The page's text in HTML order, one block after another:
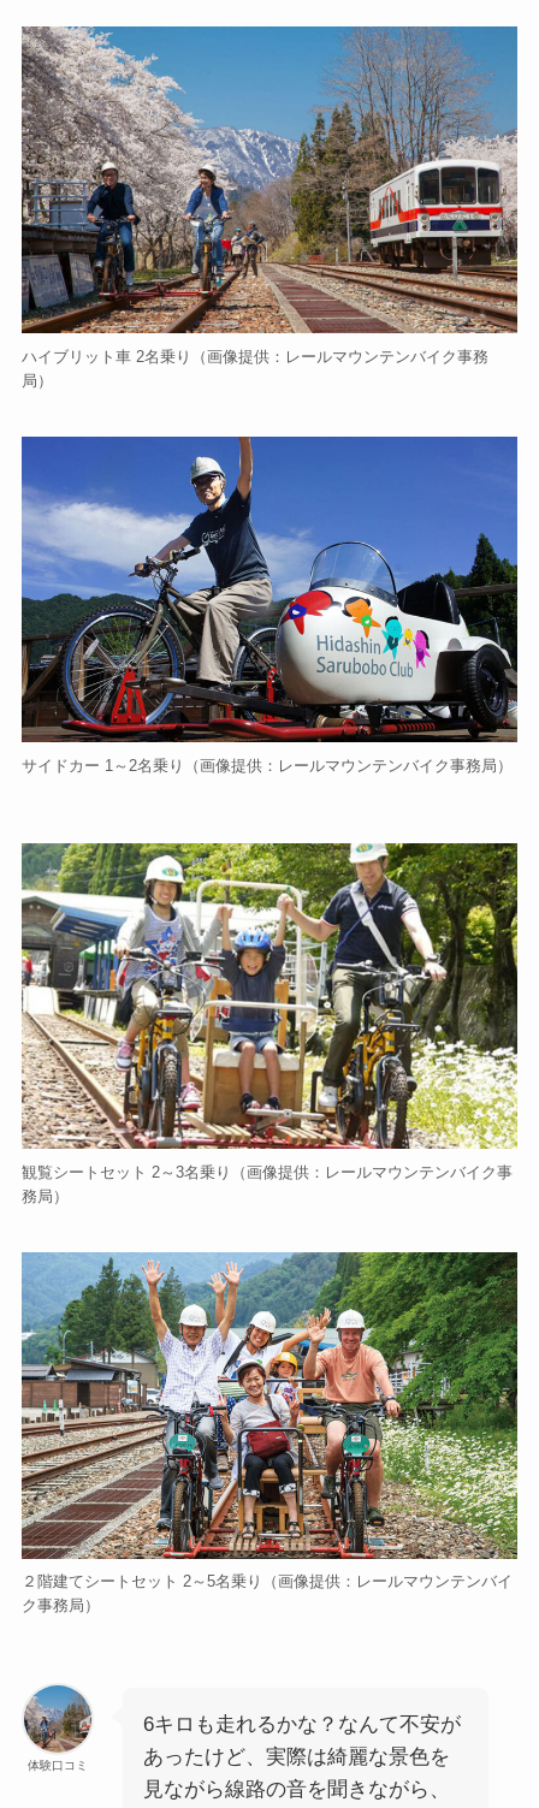
ハイブリット車 2名乗り（画像提供：レールマウンテンバイク事務
局）
サイドカー 1～2名乗り（画像提供：レールマウンテンバイク事務局）
観覧シートセット 2～3名乗り（画像提供：レールマウンテンバイク事
務局）
２階建てシートセット 2～5名乗り（画像提供：レールマウンテンバイ
ク事務局）
体験口コミ
6キロも走れるかな？なんて不安が
あったけど、実際は綺麗な景色を
見ながら線路の音を聞きながら、